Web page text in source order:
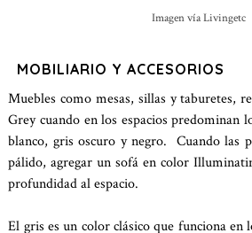
Imagen vía Livingetc
MOBILIARIO Y ACCESORIOS
Muebles como mesas, sillas y taburetes,
Grey cuando en los espacios predominan
blanco, gris oscuro y negro. Cuando las
pálido, agregar un sofá en color
profundidad al espacio.
El gris es un color clásico que funciona en